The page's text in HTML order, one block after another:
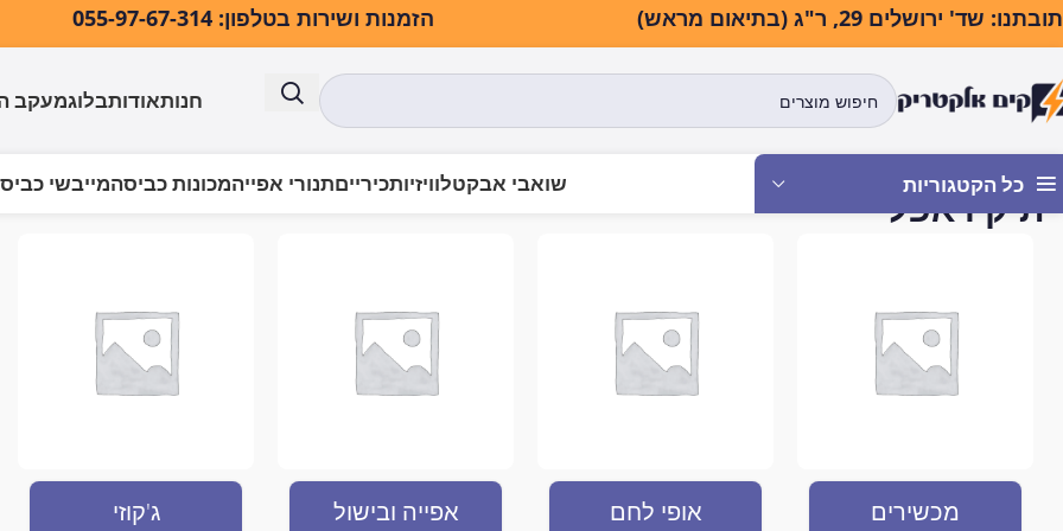
שד' ירושלים 29, ר"ג (בתיאום מראש) הזמנות ושירות בטלפון: 055-97-67-314
חנותאודותבלוגמעקב
כל הקטגוריות שואבי אבקטלוויזיותכירייםתנורי אפייהמכונות כביסהמייבשי
תיק דאפל
מכשירים
אופי לחם אפייה ובישול ג'קוזי